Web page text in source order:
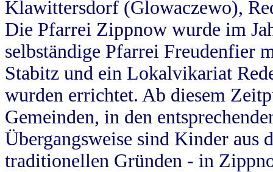
Klawittersdorf (Glowaczewo),
Die Pfarrei Zippnow wurde im
selbständige Pfarrei Freudenfier
Stabitz und ein Lokalvikariat
wurden errichtet. Ab diesem
Gemeinden, in den
Übergangsweise sind Kinder aus
traditionellen Gründen - in